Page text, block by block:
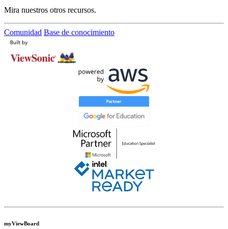
Mira nuestros otros recursos.
Comunidad Base de conocimiento
myViewBoard